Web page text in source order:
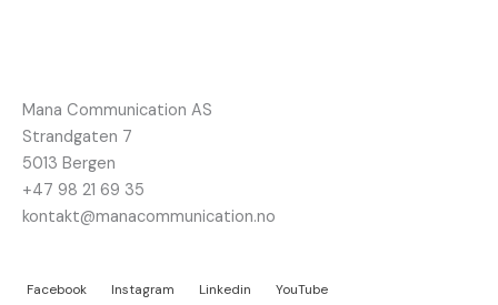
Mana Communication AS
Strandgaten 7
5013 Bergen
+47 98 21 69 35
kontakt@manacommunication.no
Facebook Instagram Linkedin YouTube